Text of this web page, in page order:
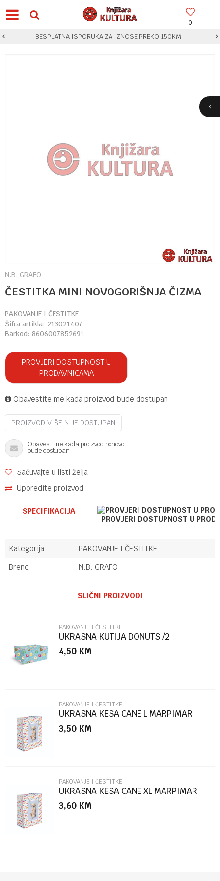
0
BESPLATNA ISPORUKA ZA IZNOSE PREKO 150KM!
N.B. GRAFO
ČESTITKA MINI NOVOGORIŠNJA ČIZMA
PAKOVANJE I ČESTITKE
Šifra artikla: 213021407
Barkod: 8606007852691
PROVJERI DOSTUPNOST U
PRODAVNICAMA
Obavestite me kada proizvod bude dostupan
PROIZVOD VIŠE NIJE DOSTUPAN
Obavesti me kada proizvod ponovo
bude dostupan
Sačuvajte u listi želja
Uporedite proizvod
SPECIFIKACIJA
PROVJERI DOSTUPNOST U
Kategorija
PAKOVANJE I ČESTITKE
Brend
N.B. GRAFO
Poruka
POŠALJI
SLIČNI PROIZVODI
PAKOVANJE I ČESTITKE
UKRASNA KUTIJA DONUTS /2
MARPIMAR
4,50 KM
PAKOVANJE I ČESTITKE
UKRASNA KESA CANE L MARPIMAR
3,50 KM
PAKOVANJE I ČESTITKE
UKRASNA KESA CANE XL MARPIMAR
3,60 KM